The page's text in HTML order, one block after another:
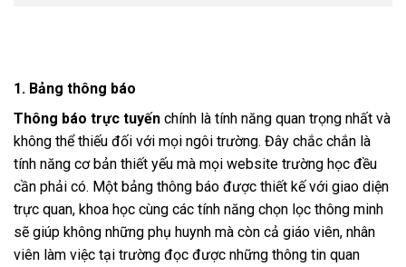
1. Bảng thông báo
Thông báo trực tuyến chính là tính năng quan trọng nhất và
không thể thiếu đối với mọi ngôi trường. Đây chắc chắn là
tính năng cơ bản thiết yếu mà mọi website trường học đều
cần phải có. Một bảng thông báo được thiết kế với giao diện
trực quan, khoa học cùng các tính năng chọn lọc thông minh
sẽ giúp không những phụ huynh mà còn cả giáo viên, nhân
viên làm việc tại trường đọc được những thông tin quan